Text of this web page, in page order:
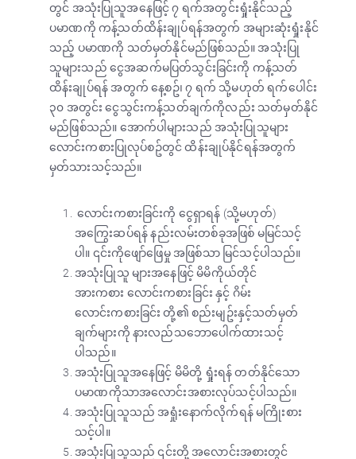
တွင် အသုံးပြုသူအနေဖြင့် ၇ ရက်အတွင်းရှုံးနိုင်သည့်
ပမာဏကို ကန့်သတ်ထိန်းချုပ်ရန်အတွက် အများဆုံးရှုံးနိုင်
သည့် ပမာဏကို သတ်မှတ်နိုင်မည်ဖြစ်သည်။ အသုံးပြု
သူများသည် ငွေအဆက်မပြတ်သွင်းခြင်းကို ကန့်သတ်
ထိန်းချုပ်ရန် အတွက် နေ့စဥ်၊ ၇ ရက် သို့မဟုတ် ရက်ပေါင်း
၃၀ အတွင်း ငွေသွင်းကန့်သတ်ချက်ကိုလည်း သတ်မှတ်နိုင်
မည်ဖြစ်သည်။ အောက်ပါများသည် အသုံးပြုသူများ
လောင်းကစားပြုလုပ်စဥ်တွင် ထိန်းချုပ်နိုင်ရန်အတွက်
မှတ်သားသင့်သည်။
လောင်းကစားခြင်းကို ငွေရှာရန် (သို့မဟုတ်)
အကြွေးဆပ်ရန် နည်းလမ်းတစ်ခုအဖြစ် မမြင်သင့်
ပါ။ ၎င်းကိုဖျော်ဖြေမှု အဖြစ်သာ မြင်သင့်ပါသည်။
အသုံးပြုသူ များအနေဖြင့် မိမိကိုယ်တိုင်
အားကစား လောင်းကစားခြင်း နှင့် ဂိမ်း
လောင်းကစားခြင်း တို့၏ စည်းမျဥ်းနှင့်သတ်မှတ်
ချက်များကို နားလည်သဘောပေါက်ထားသင့်
ပါသည်။
အသုံးပြုသူအနေဖြင့် မိမိတို့ ရှုံးရန် တတ်နိုင်သော
ပမာဏကိုသာအလောင်းအစားလုပ်သင့်ပါသည်။
အသုံးပြုသူသည် အရှုံးနောက်လိုက်ရန် မကြိုးစား
သင့်ပါ။
အသုံးပြုသူသည် ၎င်းတို့ အလောင်းအစားတွင်